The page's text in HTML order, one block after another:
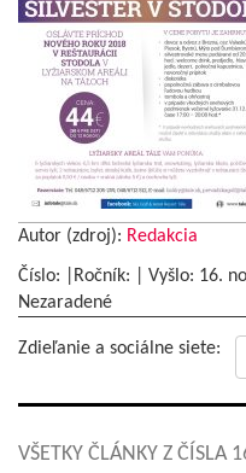
Autor (zdroj): Redakcia
Číslo: |Ročník: | Vyšlo: 16.
Nezaradené
Zdieľanie a sociálne siete:
VŠETKY ČLÁNKY Z ČÍSLA